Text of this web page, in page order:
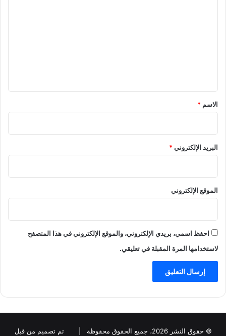
*
الاسم *
البريد الإلكتروني*
الموقع الإلكتروني
احفظ اسمي، بريدي الإلكتروني، والموقع الإلكتروني في هذا المتصفح
لاستخدامها المرة المقبلة في تعليقي.
© حقوق النشر 2026، جميع الحقوق محفوظة | تم تصميم من قبل